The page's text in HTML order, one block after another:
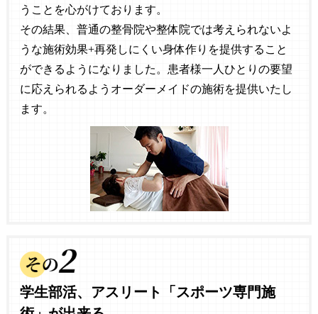
うことを心がけております。
その結果、普通の整骨院や整体院では考えられないよ
うな施術効果+再発しにくい身体作りを提供すること
ができるようになりました。患者様一人ひとりの要望
に応えられるようオーダーメイドの施術を提供いたし
ます。
学生部活、アスリート「スポーツ専門施